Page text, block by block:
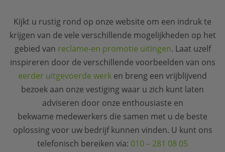
Kijkt u rustig rond op onze website om een indruk te
krijgen van de vele verschillende mogelijkheden op het
gebied van reclame-en promotie uitingen. Laat uzelf
inspireren door de verschillende voorbeelden van ons
eerder uitgevoerde werk en breng een vrijblijvend
bezoek aan onze vestiging waar u zich kunt laten
adviseren door onze enthousiaste en
bekwame medewerkers die samen met u de beste
oplossing voor uw bedrijf kunnen vinden. U kunt ons
telefonisch bereiken via: 010 – 281 08 05